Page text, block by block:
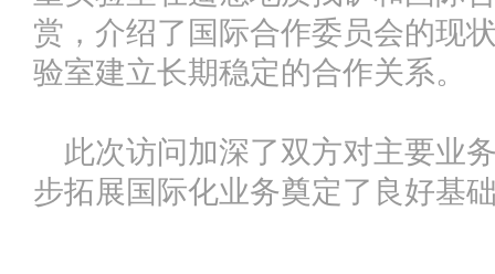
赏，介绍了国际合作委员会的现
验室建立长期稳定的合作关系。
此次访问加深了双方对主要业
步拓展国际化业务奠定了良好基